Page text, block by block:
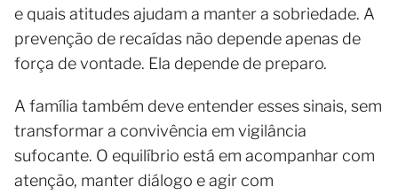
e quais atitudes ajudam a manter a sobriedade. A
prevenção de recaídas não depende apenas de
força de vontade. Ela depende de preparo.
A família também deve entender esses sinais, sem
transformar a convivência em vigilância
sufocante. O equilíbrio está em acompanhar com
atenção, manter diálogo e agir com